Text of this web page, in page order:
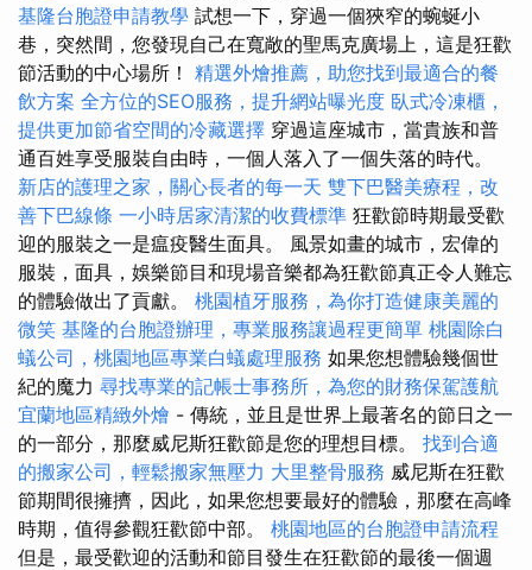
基隆台胞證申請教學 試想一下，穿過​​一個狹窄的蜿蜒小
巷，突然間，您發現自己在寬敞的聖馬克廣場上，這是狂歡
節活動的中心場所！ 精選外燴推薦，助您找到最適合的餐
飲方案 全方位的SEO服務，提升網站曝光度 臥式冷凍櫃，
提供更加節省空間的冷藏選擇 穿過這座城市，當貴族和普
通百姓享受服裝自由時，一個人落入了一個失落的時代。
新店的護理之家，關心長者的每一天 雙下巴醫美療程，改
善下巴線條 一小時居家清潔的收費標準 狂歡節時期最受歡
迎的服裝之一是瘟疫醫生面具。 風景如畫的城市，宏偉的
服裝，面具，娛樂節目和現場音樂都為狂歡節真正令人難忘
的體驗做出了貢獻。 桃園植牙服務，為你打造健康美麗的
微笑 基隆的台胞證辦理，專業服務讓過程更簡單 桃園除白
蟻公司，桃園地區專業白蟻處理服務 如果您想體驗幾個世
紀的魔力 尋找專業的記帳士事務所，為您的財務保駕護航
宜蘭地區精緻外燴 - 傳統，並且是世界上最著名的節日之一
的一部分，那麼威尼斯狂歡節是您的理想目標。 找到合適
的搬家公司，輕鬆搬家無壓力 大里整骨服務 威尼斯在狂歡
節期間很擁擠，因此，如果您想要最好的體驗，那麼在高峰
時期，值得參觀狂歡節中部。 桃園地區的台胞證申請流程
但是，最受歡迎的活動和節目發生在狂歡節的最後一個週